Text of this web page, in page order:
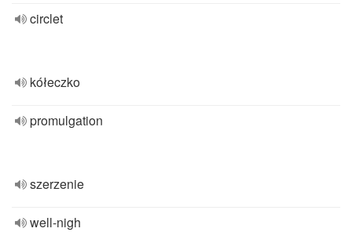
circlet
kółeczko
promulgation
szerzenie
well-nigh